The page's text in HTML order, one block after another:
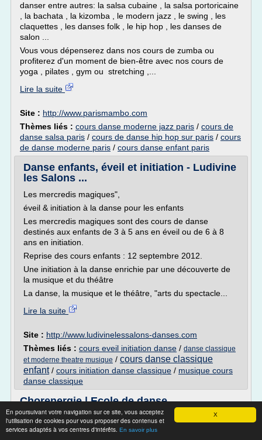
X
En poursuivant votre navigation sur ce site, vous acceptez
l'utilisation de cookies pour vous proposer des contenus et
services adaptés à vos centres d'intérêts. En savoir plus
danser entre autres: la salsa cubaine , la salsa portoricaine
, la bachata , la kizomba , le modern jazz , le swing , les
claquettes , les danses folk , le hip hop , les danses de
salon ...
Vous vous dépenserez dans nos cours de zumba ou
profiterez d'un moment de bien-être avec nos cours de
yoga , pilates , gym ou stretching ,...
Lire la suite
Site : http://www.parismambo.com
Thèmes liés : cours danse moderne jazz paris / cours de
danse salsa paris / cours de danse hip hop sur paris / cours
de danse moderne paris / cours danse enfant paris
Danse enfants, éveil et initiation - Ludivine
les Salons ...
Les mercredis magiques",
éveil & initiation à la danse pour les enfants
Les mercredis magiques sont des cours de danse
destinés aux enfants de 3 à 5 ans en éveil ou de 6 à 8
ans en initiation.
Reprise des cours enfants : 12 septembre 2012.
Une initiation à la danse enrichie par une découverte de
la musique et du théâtre
La danse, la musique et le théâtre, "arts du spectacle...
Lire la suite
Site : http://www.ludivinelessalons-danses.com
Thèmes liés : cours eveil initiation danse / danse classique
et moderne theatre musique / cours danse classique
enfant/ cours initiation danse classique / musique cours
danse classique
Chorenergie | Ecole de danse
LE PETIT MOT DU MOMENT:
Déjà : BONNE ANNEE A TOUS !!!